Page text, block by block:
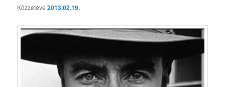
Közzétéve2013.02.19.